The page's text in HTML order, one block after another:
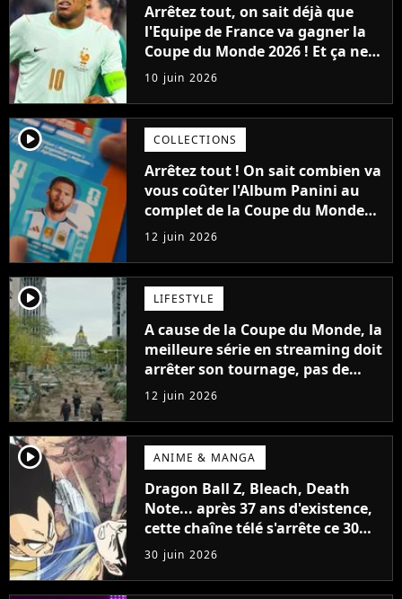
Arrêtez tout, on sait déjà que
l'Equipe de France va gagner la
Coupe du Monde 2026 ! Et ça ne
sera pas grâce à Mbappé, ni
Dembélé
10 juin 2026
player2 COLLECTIONS
Arrêtez tout ! On sait combien va
vous coûter l'Album Panini au
complet de la Coupe du Monde
2026 (et c'est très cher)
12 juin 2026
player2 LIFESTYLE
A cause de la Coupe du Monde, la
meilleure série en streaming doit
arrêter son tournage, pas de
suite avant 2027
12 juin 2026
player2 ANIME & MANGA
Dragon Ball Z, Bleach, Death
Note... après 37 ans d'existence,
cette chaîne télé s'arrête ce 30
juin 2026 après avoir popularisé
les anime en France
30 juin 2026